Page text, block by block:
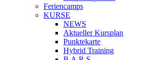
Feriencamps
KURSE
NEWS
Aktueller Kursplan
Punktekarte
Hybrid Training